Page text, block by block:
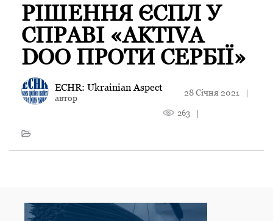
РІШЕННЯ ЄСПЛ У
СПРАВІ «AKTIVA
DOO ПРОТИ СЕРБІЇ»
ECHR: Ukrainian Aspect
автор
28 Січня 2021 |
263 |